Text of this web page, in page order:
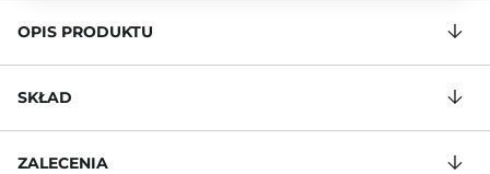
OPIS PRODUKTU
SKŁAD
ZALECENIA